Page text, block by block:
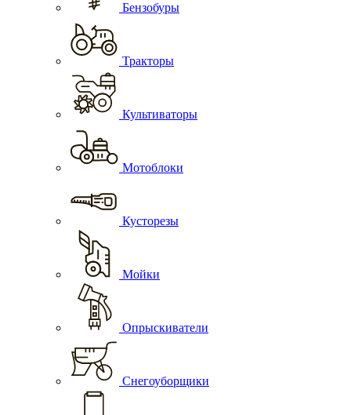
Бензобуры
Тракторы
Культиваторы
Мотоблоки
Кусторезы
Мойки
Опрыскиватели
Снегоуборщики